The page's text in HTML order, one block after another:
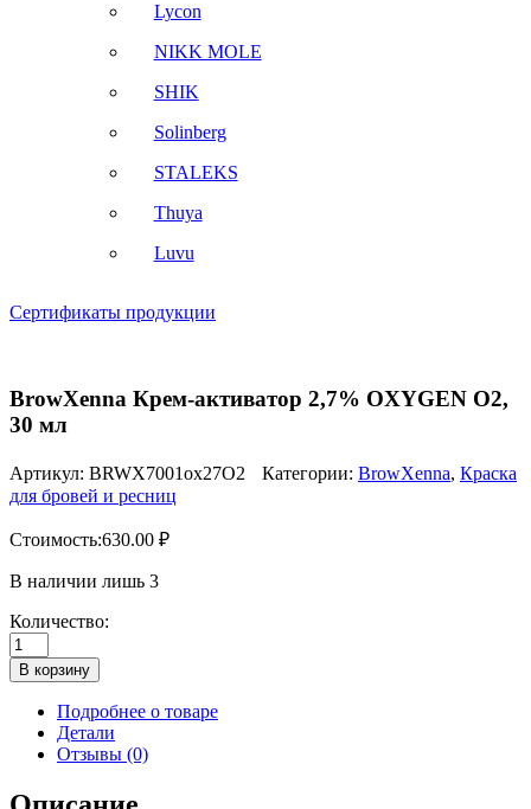
Lycon
NIKK MOLE
SHIK
Solinberg
STALEKS
Thuya
Luvu
Сертификаты продукции
BrowXenna Крем-активатор 2,7% OXYGEN O2,
30 мл
Артикул: BRWX7001ox27O2 Категории: BrowXenna, Краска
для бровей и ресниц
Стоимость:630.00 ₽
В наличии лишь 3
Количество:
Количество
товара
BrowXenna
Крем-
активатор
2,7%
OXYGEN
O2,
В корзину
Подробнее о товаре
Детали
Отзывы (0)